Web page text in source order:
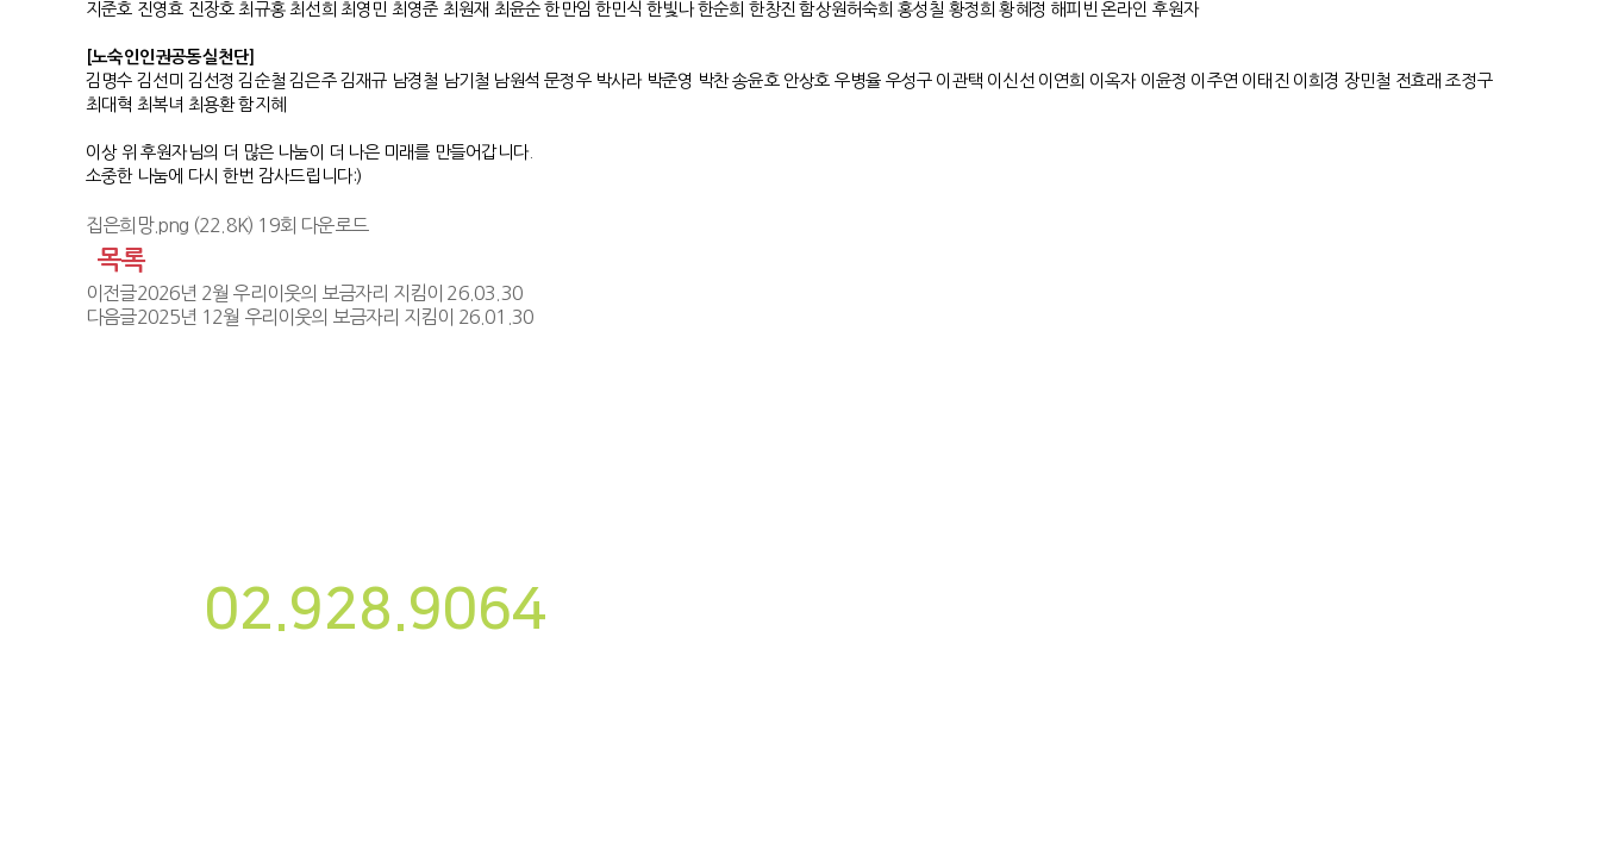
지준호 진영효 진장호 최규홍 최선희 최영민 최영준 최원재 최윤순 한만임 한민식 한빛나 한순희 한창진 함상원허숙희 홍성칠 황정희 황혜정 해피빈 온라인 후원자
[노숙인인권공동실천단]
김명수 김선미 김선정 김순철 김은주 김재규 남경철 남기철 남원석 문정우 박사라 박준영 박찬 송윤호 안상호 우병율 우성구 이관택 이신선 이연희 이옥자 이윤정 이주연 이태진 이희경 장민철 전효래 조정구
최대혁 최복녀 최용환 함지혜
이상 위 후원자님의 더 많은 나눔이 더 나은 미래를 만들어갑니다.
소중한 나눔에 다시 한번 감사드립니다:)
집은희망.png (22.8K) 19회 다운로드
목록
이전글2026년 2월 우리이웃의 보금자리 지킴이 26.03.30
다음글2025년 12월 우리이웃의 보금자리 지킴이 26.01.30
02.928.9064